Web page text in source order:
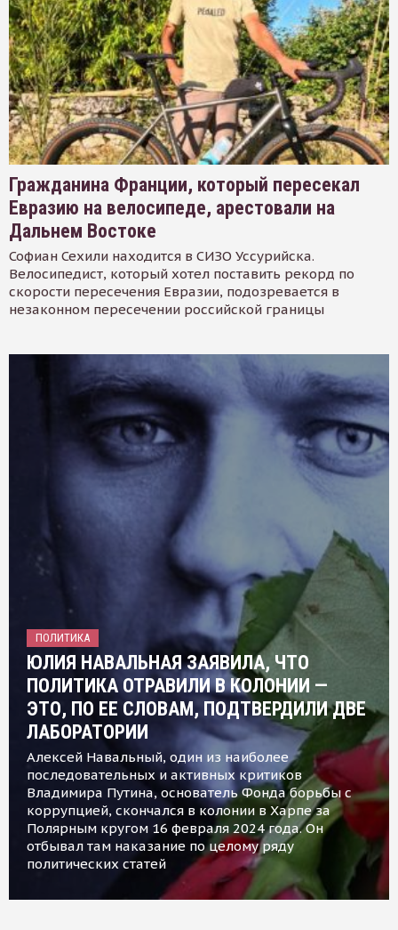
Гражданина Франции, который пересекал
Евразию на велосипеде, арестовали на
Дальнем Востоке
Софиан Сехили находится в СИЗО Уссурийска.
Велосипедист, который хотел поставить рекорд по
скорости пересечения Евразии, подозревается в
незаконном пересечении российской границы
ПОЛИТИКА
ЮЛИЯ НАВАЛЬНАЯ ЗАЯВИЛА, ЧТО
ПОЛИТИКА ОТРАВИЛИ В КОЛОНИИ —
ЭТО, ПО ЕЕ СЛОВАМ, ПОДТВЕРДИЛИ ДВЕ
ЛАБОРАТОРИИ
Алексей Навальный, один из наиболее
последовательных и активных критиков
Владимира Путина, основатель Фонда борьбы с
коррупцией, скончался в колонии в Харпе за
Полярным кругом 16 февраля 2024 года. Он
отбывал там наказание по целому ряду
политических статей